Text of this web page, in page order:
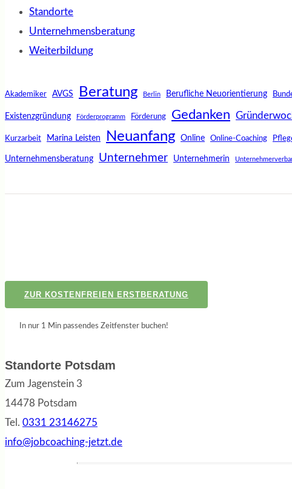
Standorte
Unternehmensberatung
Weiterbildung
Akademiker AVGS Beratung Berlin Berufliche Neuorientierung
Existenzgründung Förderprogramm Förderung Gedanken
Kurzarbeit Marina Leisten Neuanfang Online Online-Coaching
Unternehmensberatung Unternehmer Unternehmerin
ZUR KOSTENFREIEN ERSTBERATUNG
In nur 1 Min passendes Zeitfenster buchen!
Standorte Potsdam
Zum Jagenstein 3
14478 Potsdam
Tel. 0331 23146275
info@jobcoaching-jetzt.de